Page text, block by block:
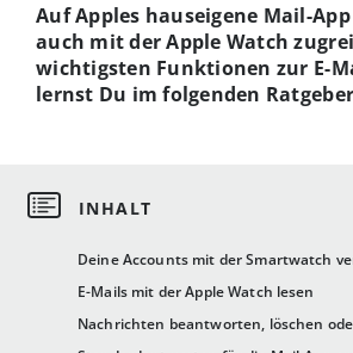
Deine Accounts mit der Smartwatch
E-Mails mit der Apple Watch lesen
Nachrichten beantworten, löschen
Auf Apples hauseigene Mail-
auch mit der Apple Watch
wichtigsten Funktionen zur E-
lernst Du im folgenden